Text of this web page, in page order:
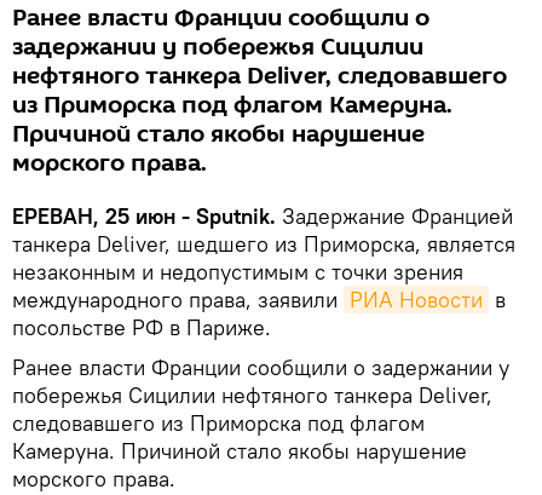
Ранее власти Франции сообщили о
задержании у побережья Сицилии
нефтяного танкера Deliver, следовавшего
из Приморска под флагом Камеруна.
Причиной стало якобы нарушение
морского права.
ЕРЕВАН, 25 июн - Sputnik. Задержание Францией
танкера Deliver, шедшего из Приморска, является
незаконным и недопустимым с точки зрения
международного права, заявили РИА Новости в
посольстве РФ в Париже.
Ранее власти Франции сообщили о задержании у
побережья Сицилии нефтяного танкера Deliver,
следовавшего из Приморска под флагом
Камеруна. Причиной стало якобы нарушение
морского права.